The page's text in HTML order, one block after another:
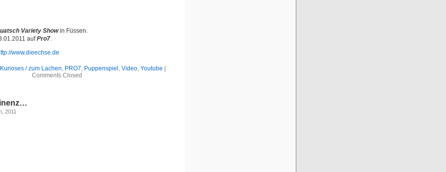
Variety Showin Füssen.
aufPro7.
www.dieechse.de
Kurioses / zum Lachen, PRO7, Puppenspiel , Video, Youtube
Comments Closed
2011